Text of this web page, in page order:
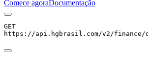
Comece agoraDocumentação
GET
https://api.hgbrasil.com/v2/finance/